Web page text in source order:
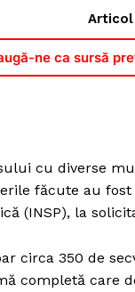
Articol
ne ca sursă
cu diverse
făcute au
(INSP), la
circa 350 de
completă care